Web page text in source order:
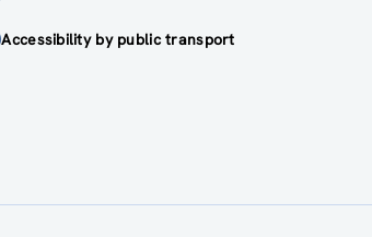
Accessibility by public transport